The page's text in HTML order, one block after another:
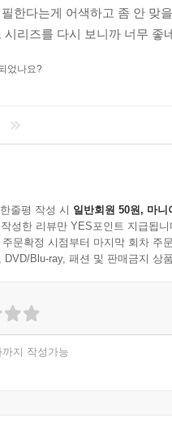
즈는 죽기 않는다. ―『텔레그
음으로 공식적으로 인정한
이 완벽한 셜록 홈즈다. ―『
금하게 만들 책! ―『쇼트리스
을 정확하게 집어냈다. ― 『
한다는게 어색하고 좀 안 맞
시리즈를 다시 보니까 너무
었나요?
줄평 작성 시 일반회원 50원, 마니
성한 리뷰만 YES포인트 지급됩니
문확정 시점부터 마지막 회차 주
DVD/Blu-ray, 패션 및 판매금지 상
지 작성가능